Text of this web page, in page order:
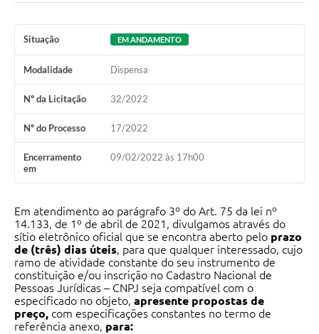
Situação EM ANDAMENTO
Modalidade Dispensa
Nº da Licitação 32/2022
Nº do Processo 17/2022
Encerramento
em
09/02/2022 às 17h00
Em atendimento ao parágrafo 3º do Art. 75 da lei nº
14.133, de 1º de abril de 2021, divulgamos através do
sítio eletrônico oficial que se encontra aberto pelo prazo
de (três) dias úteis, para que qualquer interessado, cujo
ramo de atividade constante do seu instrumento de
constituição e/ou inscrição no Cadastro Nacional de
Pessoas Jurídicas – CNPJ seja compatível com o
especificado no objeto, apresente propostas de
preço, com especificações constantes no termo de
referência anexo, para: